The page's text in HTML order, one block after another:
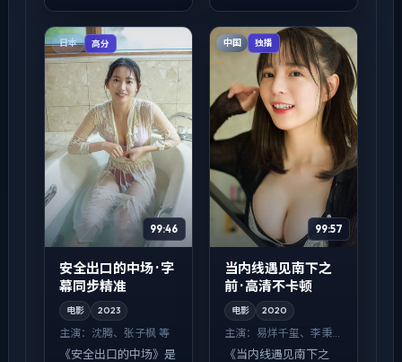
手持与固定机...
日本 高分
99:46
安全出口的中场 · 字
幕同步精准
电影 2023
主演： 沈腾、张子枫 等
《安全出口的中场》是
中国 独播
99:57
当内线遇见南下之
前 · 高清不卡顿
电影 2020
主演：易烊千玺、李秉
宪 等
《当内线遇见南下之